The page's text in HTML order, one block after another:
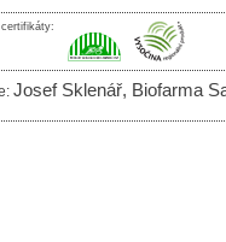
Josef Sklenář, Biofarma